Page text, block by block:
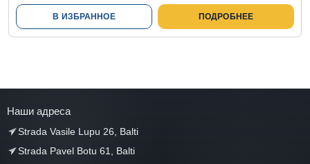
В ИЗБРАННОЕ ПОДРОБНЕЕ
Наши адреса
Strada Vasile Lupu 26, Balti
Strada Pavel Botu 61, Balti